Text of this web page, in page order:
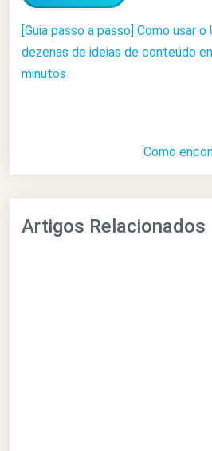
[Guia passo a passo] Como usar
dezenas de ideias de conteúdo
minutos
Como
Artigos Relacionados